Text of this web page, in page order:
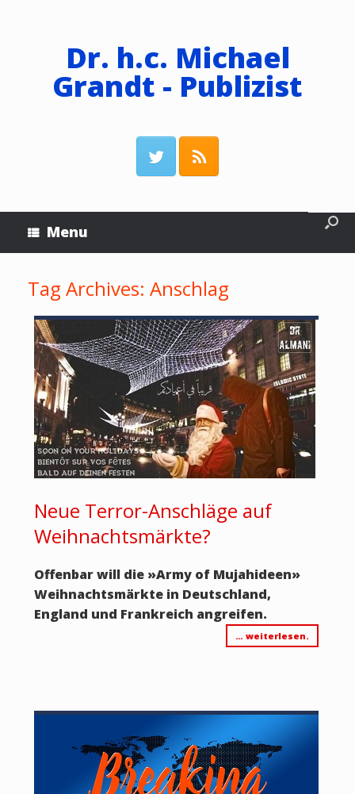
Dr. h.c. Michael
Grandt - Publizist
Menu
Tag Archives: Anschlag
Neue Terror-Anschläge auf
Weihnachtsmärkte?
Offenbar will die »Army of Mujahideen»
Weihnachtsmärkte in Deutschland,
England und Frankreich angreifen.
… weiterlesen.